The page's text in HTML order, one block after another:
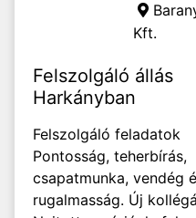
Kft.
Felszolgáló állás
Harkányban
Felszolgáló feladatok
Pontosság, teherbírás,
csapatmunka, vendég
rugalmasság. Új